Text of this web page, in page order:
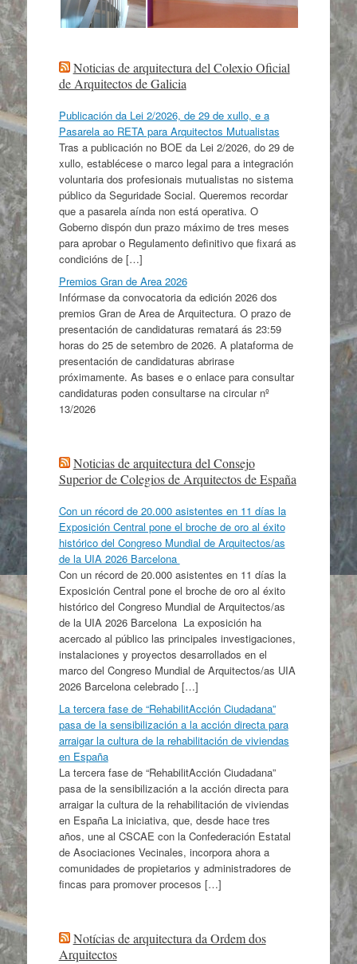
Noticias de arquitectura del Colexio Oficial
de Arquitectos de Galicia
Publicación da Lei 2/2026, de 29 de xullo, e a
Pasarela ao RETA para Arquitectos Mutualistas
Tras a publicación no BOE da Lei 2/2026, do 29 de
xullo, establécese o marco legal para a integración
voluntaria dos profesionais mutualistas no sistema
público da Seguridade Social. Queremos recordar
que a pasarela aínda non está operativa. O
Goberno dispón dun prazo máximo de tres meses
para aprobar o Regulamento definitivo que fixará as
condicións de […]
Premios Gran de Area 2026
Infórmase da convocatoria da edición 2026 dos
premios Gran de Area de Arquitectura. O prazo de
presentación de candidaturas rematará ás 23:59
horas do 25 de setembro de 2026. A plataforma de
presentación de candidaturas abrirase
próximamente. As bases e o enlace para consultar
candidaturas poden consultarse na circular nº
13/2026
Noticias de arquitectura del Consejo
Superior de Colegios de Arquitectos de España
Con un récord de 20.000 asistentes en 11 días la
Exposición Central pone el broche de oro al éxito
histórico del Congreso Mundial de Arquitectos/as
de la UIA 2026 Barcelona
Con un récord de 20.000 asistentes en 11 días la
Exposición Central pone el broche de oro al éxito
histórico del Congreso Mundial de Arquitectos/as
de la UIA 2026 Barcelona La exposición ha
acercado al público las principales investigaciones,
instalaciones y proyectos desarrollados en el
marco del Congreso Mundial de Arquitectos/as UIA
2026 Barcelona celebrado […]
La tercera fase de “RehabilitAcción Ciudadana”
pasa de la sensibilización a la acción directa para
arraigar la cultura de la rehabilitación de viviendas
en España
La tercera fase de “RehabilitAcción Ciudadana”
pasa de la sensibilización a la acción directa para
arraigar la cultura de la rehabilitación de viviendas
en España La iniciativa, que, desde hace tres
años, une al CSCAE con la Confederación Estatal
de Asociaciones Vecinales, incorpora ahora a
comunidades de propietarios y administradores de
fincas para promover procesos […]
Notícias de arquitectura da Ordem dos
Arquitectos